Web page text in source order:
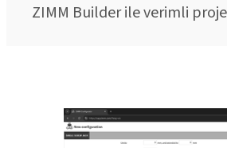
ZIMM Builder ile verimli